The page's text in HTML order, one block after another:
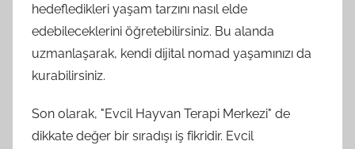
hedefledikleri yaşam tarzını nasıl elde
edebileceklerini öğretebilirsiniz. Bu alanda
uzmanlaşarak, kendi dijital nomad yaşamınızı da
kurabilirsiniz.
Son olarak, "Evcil Hayvan Terapi Merkezi" de
dikkate değer bir sıradışı iş fikridir. Evcil